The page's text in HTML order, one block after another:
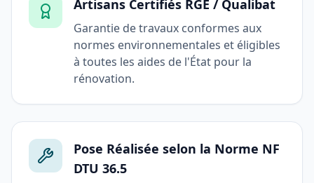
Artisans Certifiés RGE / Qualibat
Garantie de travaux conformes aux
normes environnementales et éligibles
à toutes les aides de l'État pour la
rénovation.
Pose Réalisée selon la Norme NF
DTU 36.5